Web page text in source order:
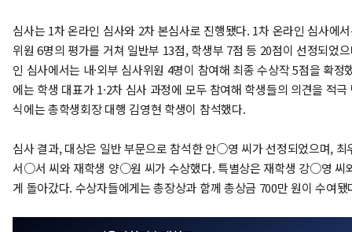
심사는 1차 온라인 심사와 2차 본심사로 진행됐다. 1차 온라인 심사에
위원 6명의 평가를 거쳐 일반부 13점, 학생부 7점 등 20점이 선정되었
인 심사에서는 내·외부 심사위원 4명이 참여해 최종 수상작 5점을 확정
에는 학생 대표가 1·2차 심사 과정에 모두 참여해 학생들의 의견을 적
식에는 총학생회장 대행 김영현 학생이 참석했다.
심사 결과, 대상은 일반 부문으로 참석한 안○영 씨가 선정되었으며, 최
서○서 씨와 재학생 양○원 씨가 수상했다. 특별상은 재학생 강○영 씨
게 돌아갔다. 수상자들에게는 총장상과 함께 총상금 700만 원이 수여됐